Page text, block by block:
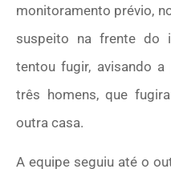
monitoramento prévio,
suspeito na frente do
tentou fugir, avisando
três homens, que
outra casa.
A equipe seguiu até o